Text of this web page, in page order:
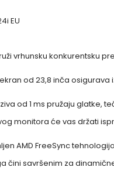
EU
vrhunsku konkurentsku
od 23,8 inča
od 1 ms pružaju
monitora će vas držati
AMD FreeSync
čini savršenim za